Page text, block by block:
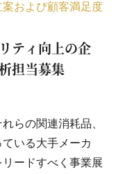
および顧客満足度
ティ向上の企
担当募集
らの関連消耗品、
いる大手メーカ
ードすべく事業展